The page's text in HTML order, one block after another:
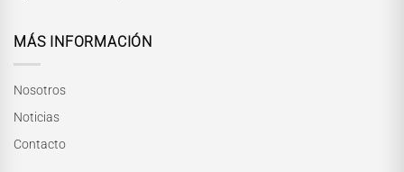
MÁS INFORMACIÓN
Nosotros
Noticias
Contacto